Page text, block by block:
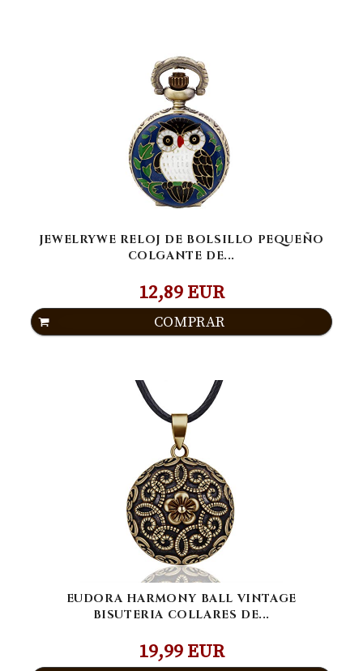
JEWELRYWE RELOJ DE BOLSILLO PEQUEÑO
COLGANTE DE...
12,89 EUR
COMPRAR
EUDORA HARMONY BALL VINTAGE
BISUTERIA COLLARES DE...
19,99 EUR